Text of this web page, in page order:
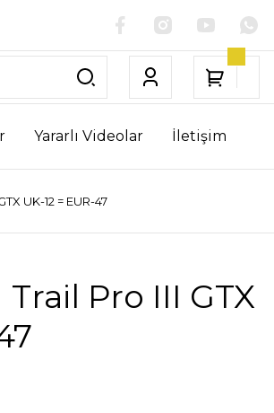
Yararlı Videolar İletişim
UK-12 = EUR-47
Pro III GTX